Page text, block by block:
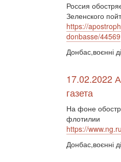
Россия
Зеленского
https://
donbasse/44569
Донбас,воєнні
17.02.2022
газета
На фоне
флотилии
https://
Донбас,воєнні